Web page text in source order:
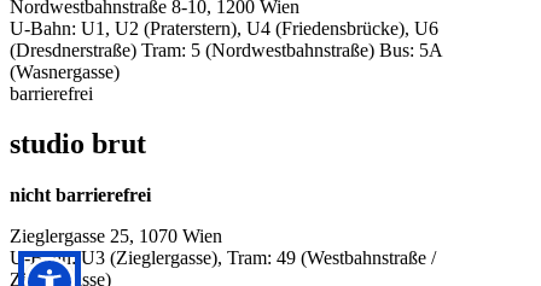
Nordwestbahnstraße 8-10, 1200 Wien
U-Bahn: U1, U2 (Praterstern), U4 (Friedensbrücke), U6
(Dresdnerstraße) Tram: 5 (Nordwestbahnstraße) Bus: 5A
(Wasnergasse)
barrierefrei
studio brut
nicht barrierefrei
Zieglergasse 25, 1070 Wien
U-Bahn: U3 (Zieglergasse), Tram: 49 (Westbahnstraße /
Zieglergasse)